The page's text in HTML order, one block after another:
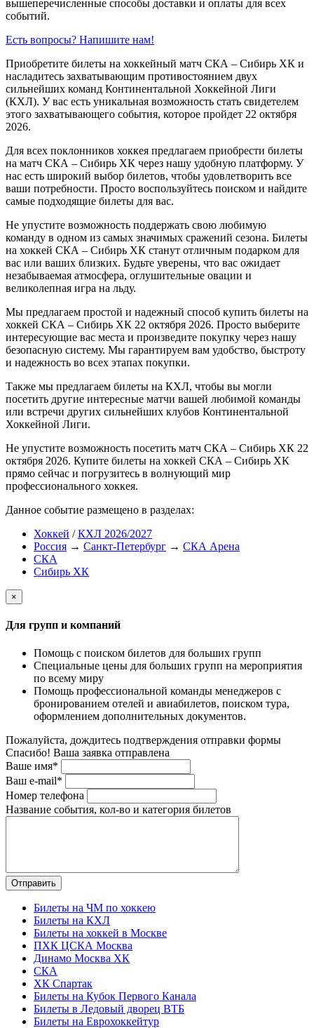
вышеперечисленные способы доставки и оплаты для всех
событий.
Есть вопросы? Напишите нам!
Приобретите билеты на хоккейный матч СКА – Сибирь ХК и
насладитесь захватывающим противостоянием двух
сильнейших команд Континентальной Хоккейной Лиги
(КХЛ). У вас есть уникальная возможность стать свидетелем
этого захватывающего события, которое пройдет 22 октября
2026.
Для всех поклонников хоккея предлагаем приобрести билеты
на матч СКА – Сибирь ХК через нашу удобную платформу. У
нас есть широкий выбор билетов, чтобы удовлетворить все
ваши потребности. Просто воспользуйтесь поиском и найдите
самые подходящие билеты для вас.
Не упустите возможность поддержать свою любимую
команду в одном из самых значимых сражений сезона. Билеты
на хоккей СКА – Сибирь ХК станут отличным подарком для
вас или ваших близких. Будьте уверены, что вас ожидает
незабываемая атмосфера, оглушительные овации и
великолепная игра на льду.
Мы предлагаем простой и надежный способ купить билеты на
хоккей СКА – Сибирь ХК 22 октября 2026. Просто выберите
интересующие вас места и произведите покупку через нашу
безопасную систему. Мы гарантируем вам удобство, быстроту
и надежность во всех этапах покупки.
Также мы предлагаем билеты на КХЛ, чтобы вы могли
посетить другие интересные матчи вашей любимой команды
или встречи других сильнейших клубов Континентальной
Хоккейной Лиги.
Не упустите возможность посетить матч СКА – Сибирь ХК 22
октября 2026. Купите билеты на хоккей СКА – Сибирь ХК
прямо сейчас и погрузитесь в волнующий мир
профессионального хоккея.
Данное событие размещено в разделах:
Хоккей /КХЛ 2026/2027
Россия → Санкт-Петербург → СКА Арена
СКА
Сибирь ХК
×
Для групп и компаний
Помощь с поиском билетов для больших групп
Специальные цены для больших групп на мероприятия
по всему миру
Помощь профессиональной команды менеджеров с
бронированием отелей и авиабилетов, поиском тура,
оформлением дополнительных документов.
Пожалуйста, дождитесь подтверждения отправки формы
Спасибо! Ваша заявка отправлена
Ваше имя*
Ваш e-mail*
Номер телефона
Название события, кол-во и категория билетов
Билеты на ЧМ по хоккею
Билеты на КХЛ
Билеты на хоккей в Москве
ПХК ЦСКА Москва
Динамо Москва ХК
СКА
ХК Спартак
Билеты на Кубок Первого Канала
Билеты в Ледовый дворец ВТБ
Билеты на Еврохоккейтур